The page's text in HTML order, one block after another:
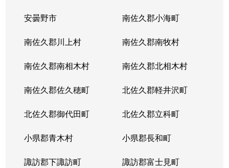
安曇野市 南佐久郡小海町
南佐久郡川上村 南佐久郡南牧村
南佐久郡南相木村 南佐久郡北相木村
南佐久郡佐久穂町 北佐久郡軽井沢町
北佐久郡御代田町 北佐久郡立科町
小県郡青木村 小県郡長和町
諏訪郡下諏訪町 諏訪郡富士見町